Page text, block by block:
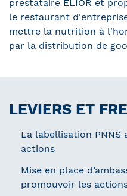
prestataire ELIOR et
le restaurant
mettre la nutrition à
par la distribution de
LEVIERS ET
La labellisation
actions
Mise en place
promouvoir les